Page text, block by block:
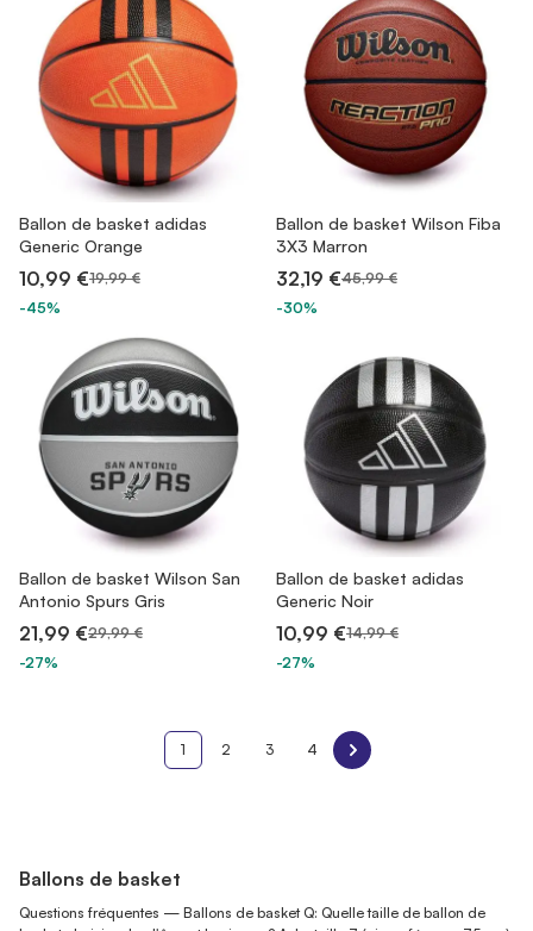
Ballon de basket adidas
Generic Orange
10,99 €19,99 €
-45%
Ballon de basket Wilson Fiba
3X3 Marron
32,19 €45,99 €
-30%
Ballon de basket Wilson San
Antonio Spurs Gris
21,99 €29,99 €
-27%
Ballon de basket adidas
Generic Noir
10,99 €14,99 €
-27%
1 2 3 4
Ballons de basket
Questions fréquentes — Ballons de basket Q: Quelle taille de ballon de